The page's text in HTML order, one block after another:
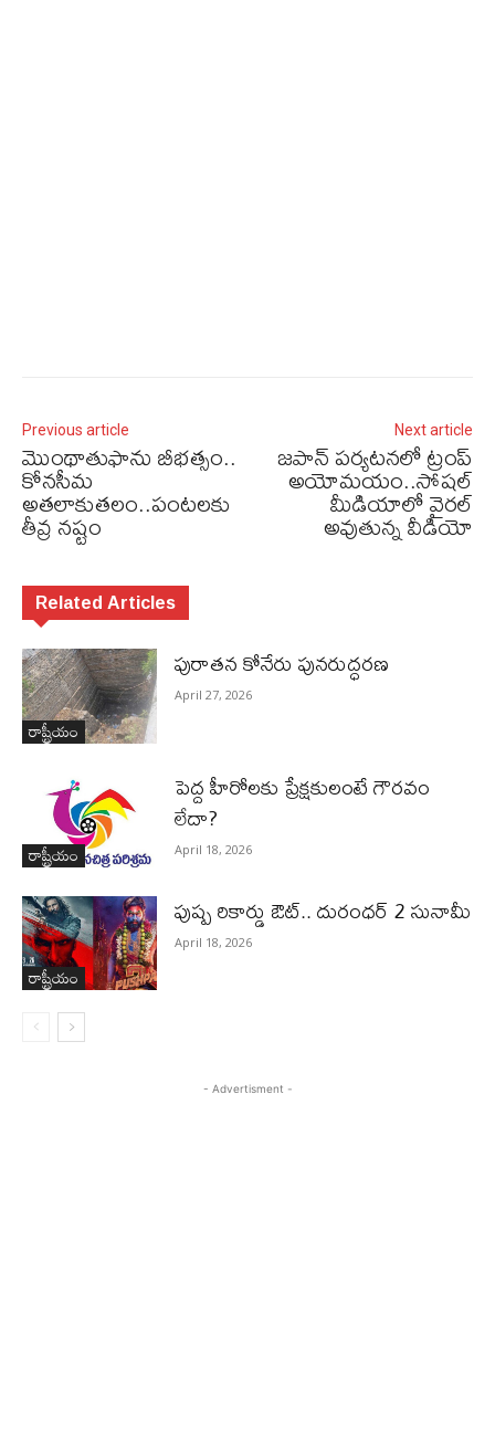
Previous article
మొంథాతుఫాను బీభత్సం..
కోనసీమ
అతలాకుతలం..పంటలకు
తీవ్ర నష్టం
Next article
జపాన్ పర్యటనలో ట్రంప్
అయోమయం..సోషల్
మీడియాలో వైరల్‌
అవుతున్న వీడియో
Related Articles
రాష్ట్రీయం
పురాత‌న కోనేరు పున‌రుద్ధ‌ర‌ణ
April 27, 2026
రాష్ట్రీయం
పెద్ద హీరోల‌కు ప్రేక్ష‌కులంటే గౌర‌వం
లేదా?
April 18, 2026
రాష్ట్రీయం
పుష్ప రికార్డు ఔట్‌.. దురంధ‌ర్ 2 సునామీ
April 18, 2026
- Advertisment -